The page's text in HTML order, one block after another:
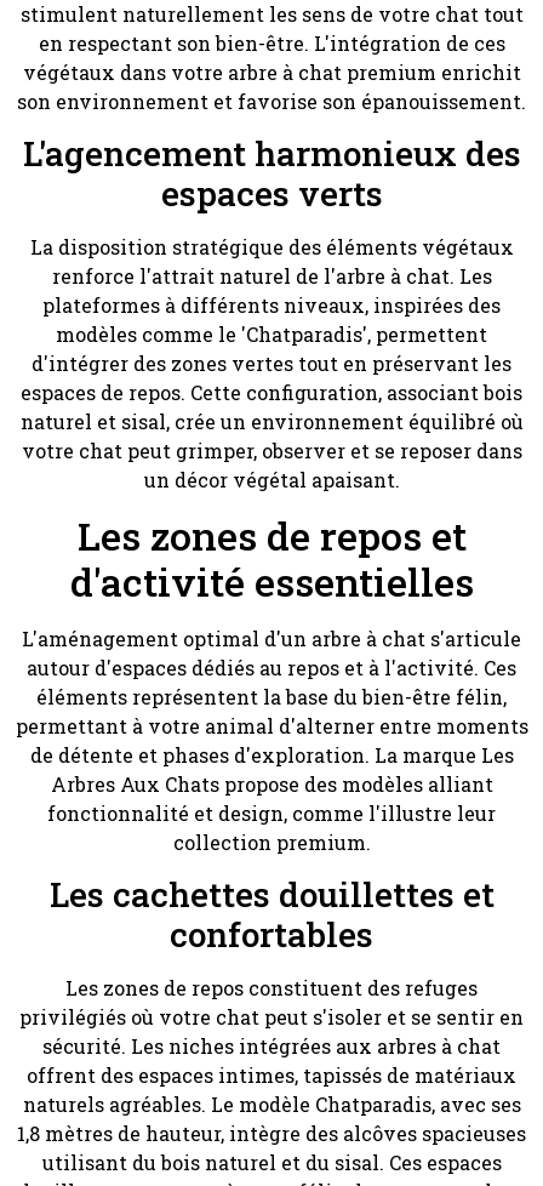
stimulent naturellement les sens de votre chat tout
en respectant son bien-être. L'intégration de ces
végétaux dans votre arbre à chat premium enrichit
son environnement et favorise son épanouissement.
L'agencement harmonieux des
espaces verts
La disposition stratégique des éléments végétaux
renforce l'attrait naturel de l'arbre à chat. Les
plateformes à différents niveaux, inspirées des
modèles comme le 'Chatparadis', permettent
d'intégrer des zones vertes tout en préservant les
espaces de repos. Cette configuration, associant bois
naturel et sisal, crée un environnement équilibré où
votre chat peut grimper, observer et se reposer dans
un décor végétal apaisant.
Les zones de repos et
d'activité essentielles
L'aménagement optimal d'un arbre à chat s'articule
autour d'espaces dédiés au repos et à l'activité. Ces
éléments représentent la base du bien-être félin,
permettant à votre animal d'alterner entre moments
de détente et phases d'exploration. La marque Les
Arbres Aux Chats propose des modèles alliant
fonctionnalité et design, comme l'illustre leur
collection premium.
Les cachettes douillettes et
confortables
Les zones de repos constituent des refuges
privilégiés où votre chat peut s'isoler et se sentir en
sécurité. Les niches intégrées aux arbres à chat
offrent des espaces intimes, tapissés de matériaux
naturels agréables. Le modèle Chatparadis, avec ses
1,8 mètres de hauteur, intègre des alcôves spacieuses
utilisant du bois naturel et du sisal. Ces espaces